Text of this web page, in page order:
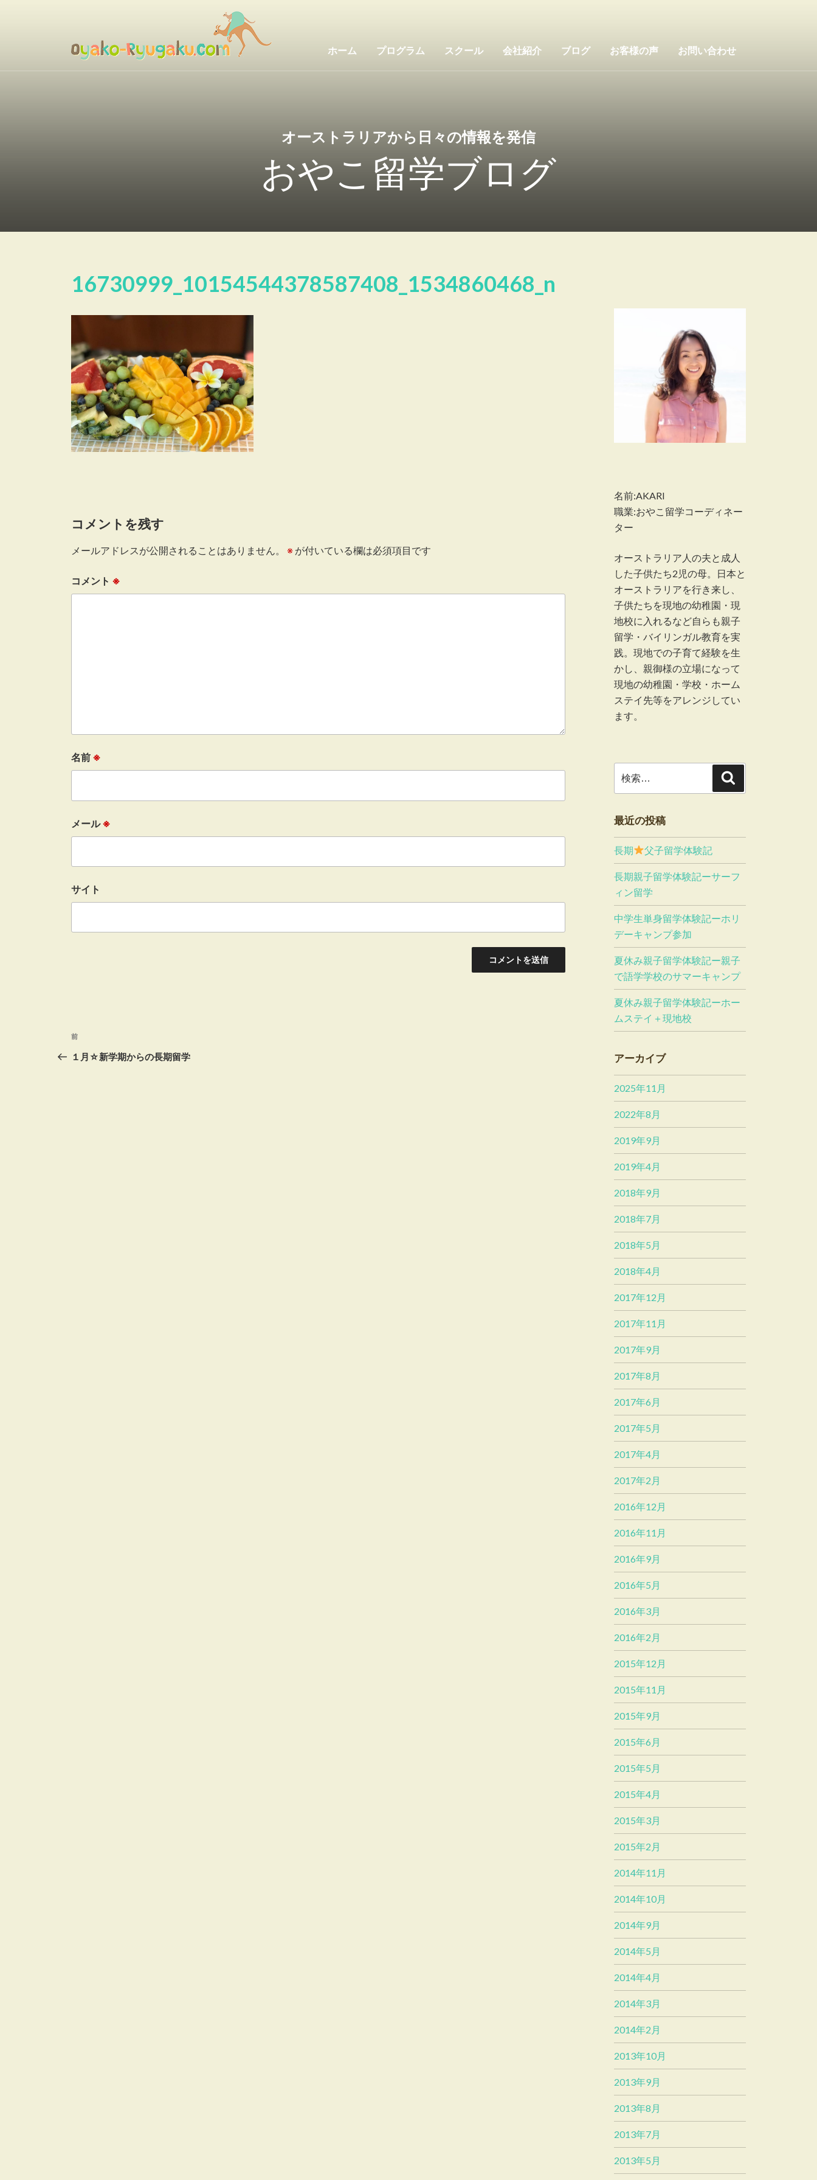
ツ
ホーム プログラム スクール 会社紹介 ブログ お客様の声 お問い合わせ
オーストラリアから日々の情報を発信
おやこ留学ブログ
16730999_10154544378587408_1534860468_n
コメントを残す
メールアドレスが公開されることはありません。 ※ が付いている欄は必須項目です
コメント ※
名前 ※
メール※
サイト
投
前
の
前
１月☆新学期からの長期留学
名前:AKARI
職業:おやこ留学コーディネー
ター
オーストラリア人の夫と成人
した子供たち2児の母。日本と
オーストラリアを行き来し、
子供たちを現地の幼稚園・現
地校に入れるなど自らも親子
留学・バイリンガル教育を実
践。現地での子育て経験を生
かし、親御様の立場になって
現地の幼稚園・学校・ホーム
ステイ先等をアレンジしてい
ます。
索:
最近の投稿
長期 父子留学体験記
長期親子留学体験記ーサーフ
ィン留学
中学生単身留学体験記ーホリ
デーキャンプ参加
夏休み親子留学体験記ー親子
で語学学校のサマーキャンプ
夏休み親子留学体験記ーホー
ムステイ＋現地校
アーカイブ
2025年11月
2022年8月
2019年9月
2019年4月
2018年9月
2018年7月
2018年5月
2018年4月
2017年12月
2017年11月
2017年9月
2017年8月
2017年6月
2017年5月
2017年4月
2017年2月
2016年12月
2016年11月
2016年9月
2016年5月
2016年3月
2016年2月
2015年12月
2015年11月
2015年9月
2015年6月
2015年5月
2015年4月
2015年3月
2015年2月
2014年11月
2014年10月
2014年9月
2014年5月
2014年4月
2014年3月
2014年2月
2013年10月
2013年9月
2013年8月
2013年7月
2013年5月